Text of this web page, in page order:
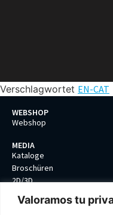
Valoramos tu
Verschlagwortet EN-CAT
WEBSHOP
Webshop
MEDIA
Kataloge
Broschüren
2D/3D
UNTERNEHMEN